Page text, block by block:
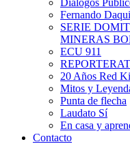
Diálogos
Fernando
SERIE
MINERAS
ECU 911
20 Años Red
Mitos y
Punta de flecha
Laudato Sí
En casa y
Contacto